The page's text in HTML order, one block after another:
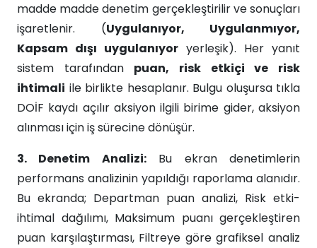
madde madde denetim gerçekleştirilir ve sonuçları
işaretlenir. (Uygulanıyor, Uygulanmıyor,
Kapsam dışı uygulanıyor yerleşik). Her yanıt
sistem tarafından puan, risk etkiçi ve risk
ihtimali ile birlikte hesaplanır. Bulgu oluşursa tıkla
DOİF kaydı açılır aksiyon ilgili birime gider, aksiyon
alınması için iş sürecine dönüşür.
3. Denetim Analizi:Bu ekran denetimlerin
performans analizinin yapıldığı raporlama alanıdır.
Bu ekranda; Departman puan analizi, Risk etki-
ihtimal dağılımı, Maksimum puanı gerçekleştiren
puan karşılaştırması, Filtreye göre grafiksel analiz